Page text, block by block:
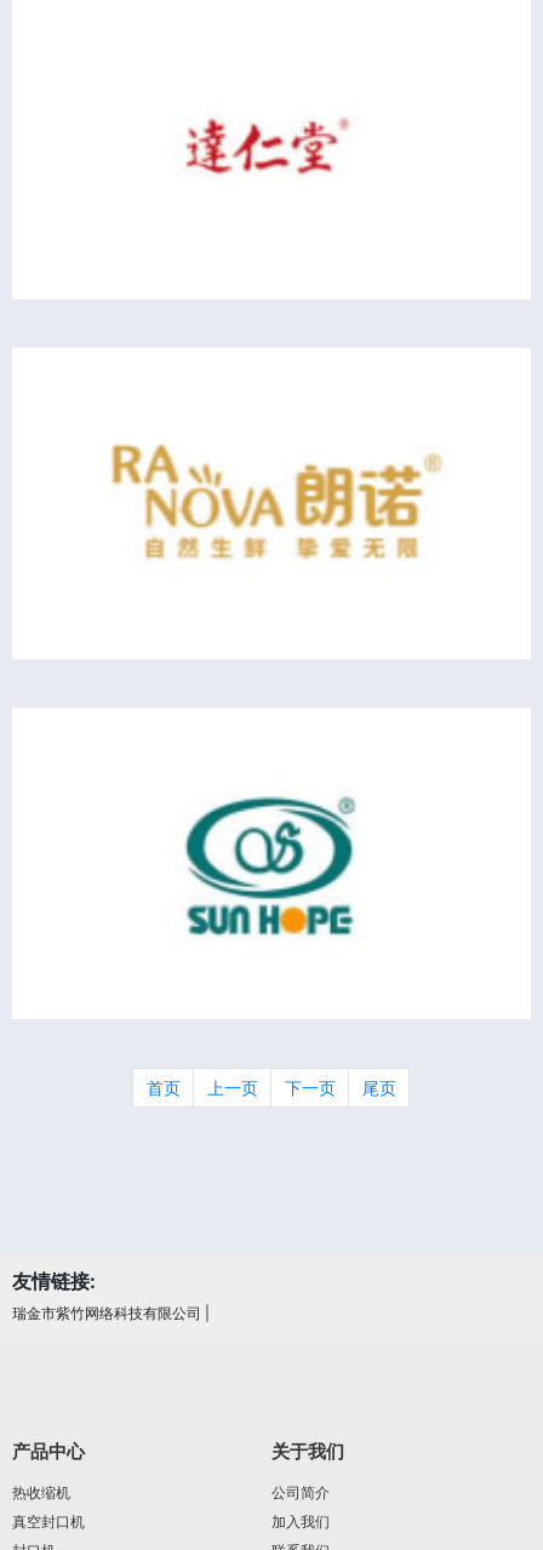
首页 上一页 下一页 尾页
友情链接:
瑞金市紫竹网络科技有限公司
产品中心
热收缩机
真空封口机
关于我们
公司简介
加入我们